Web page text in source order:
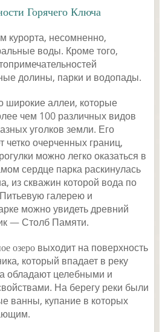
Горячего Ключа
курорта, несомненно,
воды. Кроме того,
долины, парки и водопады.
аллеи, которые
чем 100 различных видов
уголков земли. Его
четко очерченных границ,
можно легко оказаться в
сердце парка раскинулась
из скважин которой вода по
галерею и
можно увидеть древний
— Столб Памяти.
озеровыходит на поверхность
который впадает в реку
обладают целебными и
На берегу реки были
ванны, купание в которых